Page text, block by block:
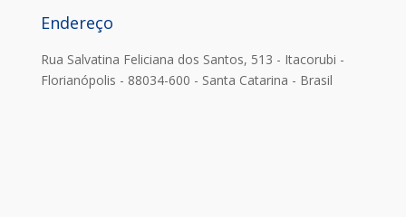
Endereço
Rua Salvatina Feliciana dos Santos, 513 - Itacorubi -
Florianópolis - 88034-600 - Santa Catarina - Brasil